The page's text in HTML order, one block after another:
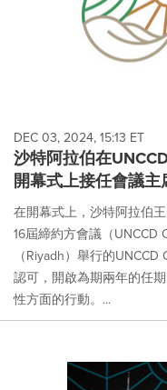
DEC 03, 2024, 15:13 ET
沙特阿拉伯在
開幕式上接任會議主
在開幕式上，沙特阿拉伯
16屆締約方會議（UNCCD
（Riyadh）舉行的
認可，開啟為期兩年的任
性方面的行動。...